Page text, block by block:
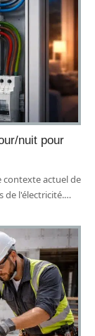
nuit pour
contexte actuel de
de l'électricité.…